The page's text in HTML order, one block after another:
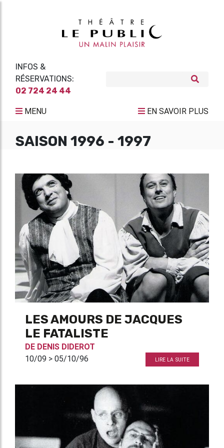
INFOS &
RÉSERVATIONS:
02 724 24 44
MENU EN SAVOIR PLUS
SAISON 1996 - 1997
LES AMOURS DE JACQUES
LE FATALISTE
DE DENIS DIDEROT
10/09 > 05/10/96
LIRE LA SUITE